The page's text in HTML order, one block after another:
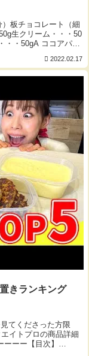
）板チョコレート（細
生クリーム・・・50
・・50gA ココアパウ
2022.02.17
きランキング
てくださった方限
イトプロの商品詳細
ーー【目次】